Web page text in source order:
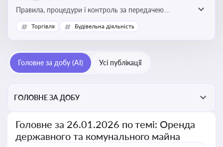
Правила, процедури і контроль за передачею
державного та комунального майна в оренду. Кейси
використання публічного майна
Торгівля Будівельна діяльність
Головне за добу (AI) Усі публікації
ГОЛОВНЕ ЗА ДОБУ
Головне за 26.01.2026 по темі: Оренда
державного та комунального майна